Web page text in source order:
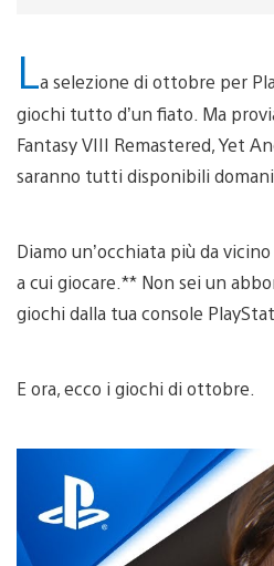
La selezione di ottobre per
giochi tutto d’un fiato. Ma
Fantasy VIII Remastered, Yet
saranno tutti disponibili
Diamo un’occhiata più da
a cui giocare.** Non sei un
giochi dalla tua console
E ora, ecco i giochi di ottobre.